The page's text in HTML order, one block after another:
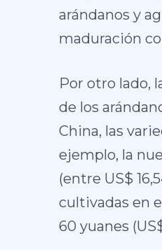
arándanos y
maduración
Por otro lado,
de los
China, las
ejemplo, la
(entre US$
cultivadas en
60 yuanes